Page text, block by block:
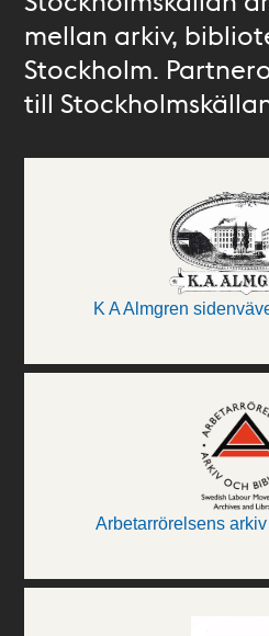
mellan arkiv,
Stockholm.
till
K A Almgren
Arbetarrörelsens